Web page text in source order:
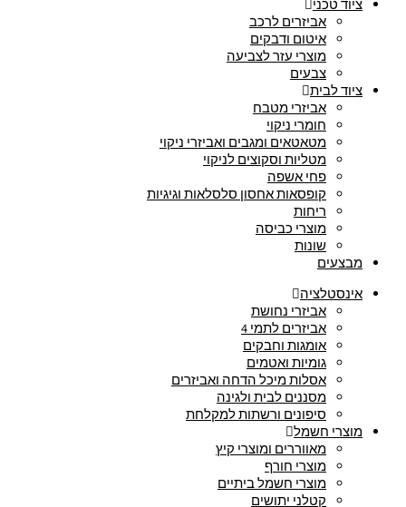
ציוד טכני
אביזרים לרכב
איטום ודבקים
מוצרי עזר לצביעה
צבעים
ציוד לבית
אביזרי מטבח
חומרי ניקוי
מטאטאים ומגבים ואביזרי ניקוי
מטליות וסקוצים לניקוי
פחי אשפה
קופסאות אחסון סלסלאות וגיגיות
ריחות
מוצרי כביסה
שונות
מבצעים
אינסטלציה
אביזרי נחושת
אביזרים לתמי 4
אומגות וחבקים
גומיות ואטמים
אסלות מיכל הדחה ואביזרים
מסננים לבית ולגינה
סיפונים ורשתות למקלחת
מוצרי חשמל
מאווררים ומוצרי קיץ
מוצרי חורף
מוצרי חשמל ביתיים
קטלני יתושים